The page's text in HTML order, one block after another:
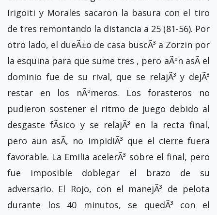
Irigoiti y Morales sacaron la basura con el tiro
de tres remontando la distancia a 25 (81-56). Por
otro lado, el dueÃ±o de casa buscÃ³ a Zorzin por
la esquina para que sume tres , pero aÃºn asÃ­ el
dominio fue de su rival, que se relajÃ³ y dejÃ³
restar en los nÃºmeros. Los forasteros no
pudieron sostener el ritmo de juego debido al
desgaste fÃ­sico y se relajÃ³ en la recta final,
pero aun asÃ­, no impidiÃ³ que el cierre fuera
favorable. La Emilia acelerÃ³ sobre el final, pero
fue imposible doblegar el brazo de su
adversario. El Rojo, con el manejÃ³ de pelota
durante los 40 minutos, se quedÃ³ con el